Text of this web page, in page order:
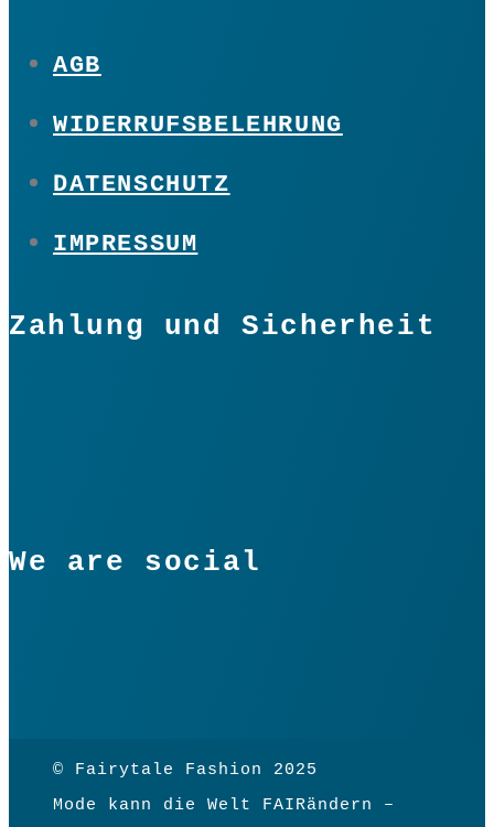
AGB
WIDERRUFSBELEHRUNG
DATENSCHUTZ
IMPRESSUM
Zahlung und Sicherheit
We are social
© Fairytale Fashion 2025
Mode kann die Welt FAIRändern –